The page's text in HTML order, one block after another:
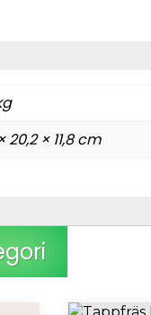
20,2 × 11,8 cm